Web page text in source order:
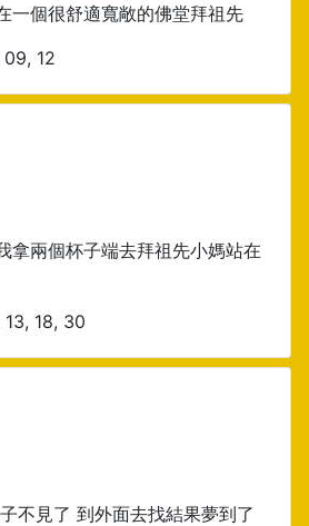
一個很舒適寬敞的佛堂拜祖先
12
拿兩個杯子端去拜祖先小媽站在
18, 30
不見了 到外面去找結果夢到了